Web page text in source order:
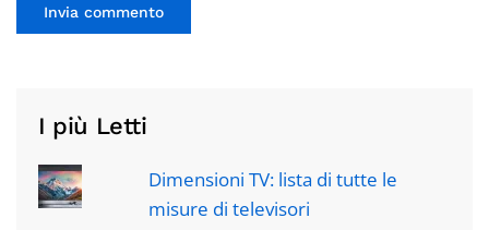
Invia commento
I più Letti
Dimensioni TV: lista di tutte le
misure di televisori